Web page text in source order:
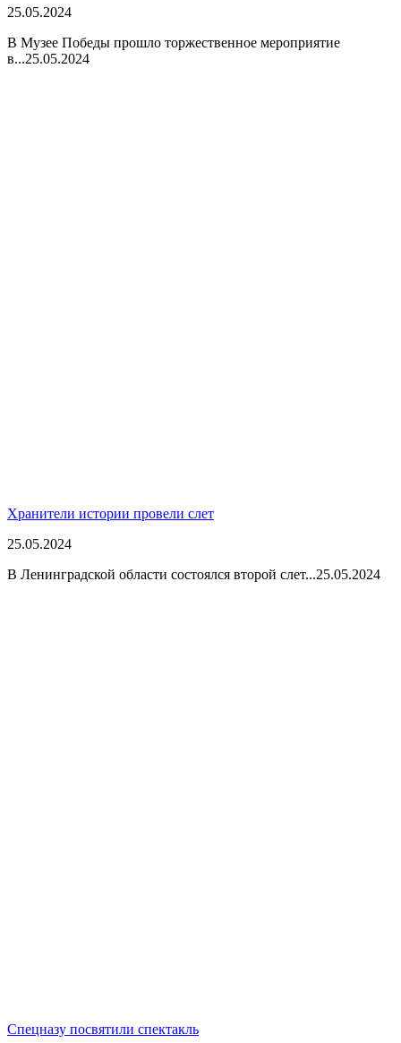
25.05.2024
В Музее Победы прошло торжественное мероприятие
в...25.05.2024
Хранители истории провели слет
25.05.2024
В Ленинградской области состоялся второй слет...25.05.2024
Спецназу посвятили спектакль